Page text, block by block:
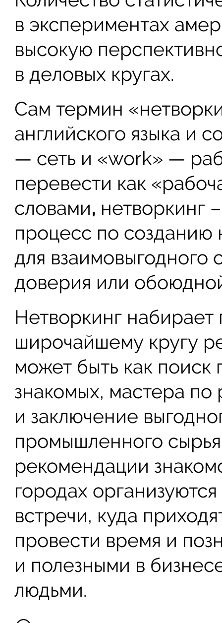
в экспериментах
высокую
в деловых кругах.
Сам термин
английского языка и
— сеть и «work» —
перевести как
словами, нетворкинг
процесс по созданию
для взаимовыгодного
доверия или
Нетворкинг набирает
широчайшему кругу
может быть как
знакомых, мастера по
и заключение
промышленного
рекомендации
городах
встречи, куда
провести время и
и полезными в
людьми.